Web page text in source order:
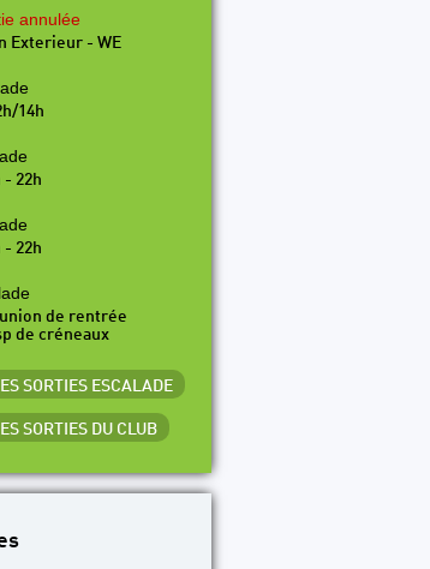
annulée
Exterieur - WE
14h
- 22h
- 22h
de rentrée
de créneaux
SORTIES ESCALADE
SORTIES DU CLUB